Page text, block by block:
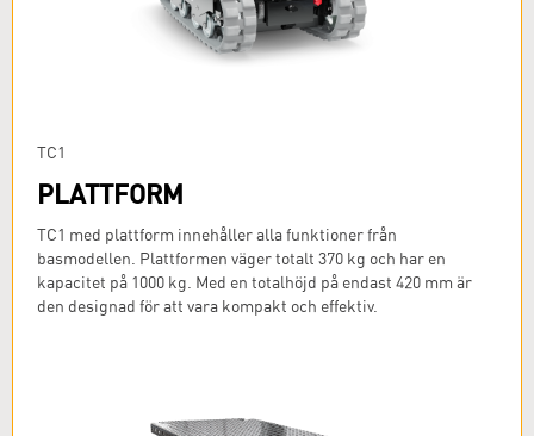
TC1
PLATTFORM
TC1 med plattform innehåller alla funktioner från
basmodellen. Plattformen väger totalt 370 kg och har en
kapacitet på 1000 kg. Med en totalhöjd på endast 420 mm är
den designad för att vara kompakt och effektiv.